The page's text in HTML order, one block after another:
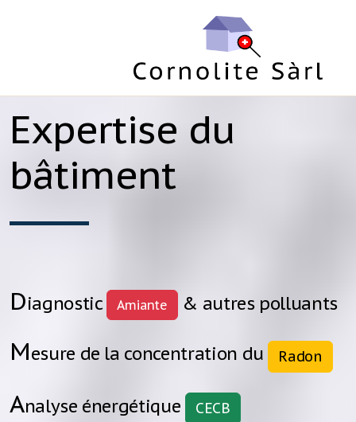
Expertise du
bâtiment
Diagnostic Amiante & autres polluants
Mesure de la concentration du Radon
Analyse énergétique CECB